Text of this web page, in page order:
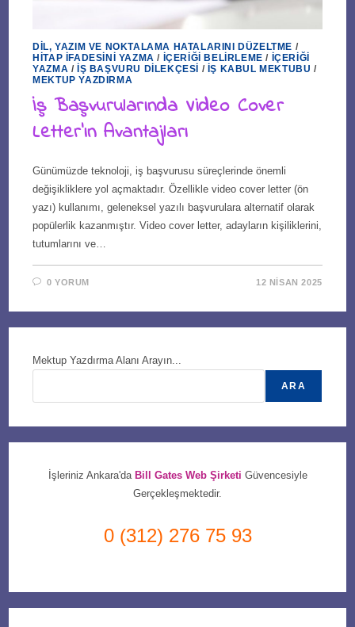
DIL, YAZIM VE NOKTALAMA HATALARINI DÜZELTME /
HITAP İFADESINI YAZMA / İÇERIĞI BELIRLEME / İÇERIĞI
YAZMA /İŞ BAŞVURU DILEKÇESI / İŞ KABUL MEKTUBU /
MEKTUP YAZDIRMA
İş Başvurularında Video Cover
Letter’ın Avantajları
Günümüzde teknoloji, iş başvurusu süreçlerinde önemli
değişikliklere yol açmaktadır. Özellikle video cover letter (ön
yazı) kullanımı, geleneksel yazılı başvurulara alternatif olarak
popülerlik kazanmıştır. Video cover letter, adayların kişiliklerini,
tutumlarını ve…
0 YORUM 12 NISAN 2025
Mektup Yazdırma Alanı Arayın...
ARA
İşleriniz Ankara'da Bill Gates Web Şirketi Güvencesiyle
Gerçekleşmektedir.
0 (312) 276 75 93